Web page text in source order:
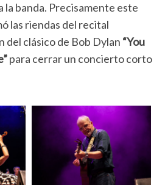
la banda. Precisamente este
las riendas del recital
del clásico de Bob Dylan “You
para cerrar un concierto corto